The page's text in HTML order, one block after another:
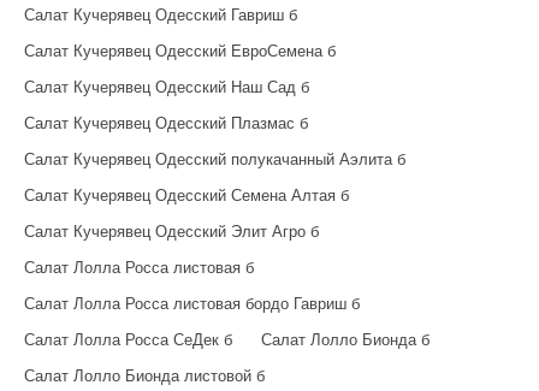
Салат Кучерявец Одесский Гавриш б
Салат Кучерявец Одесский ЕвроСемена б
Салат Кучерявец Одесский Наш Сад б
Салат Кучерявец Одесский Плазмас б
Салат Кучерявец Одесский полукачанный Аэлита б
Салат Кучерявец Одесский Семена Алтая б
Салат Кучерявец Одесский Элит Агро б
Салат Лолла Росса листовая б
Салат Лолла Росса листовая бордо Гавриш б
Салат Лолла Росса СеДек б
Салат Лолло Бионда б
Салат Лолло Бионда листовой б